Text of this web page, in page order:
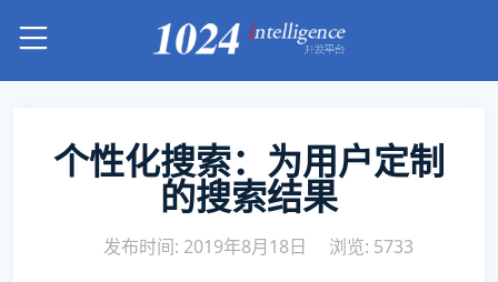
个性化搜索：为用户定制
的搜索结果
发布时间: 2019年8月18日 浏览: 5733